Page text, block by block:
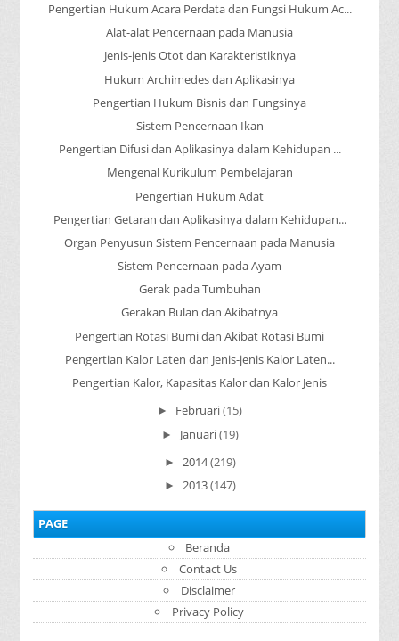
Pengertian Hukum Acara Perdata dan Fungsi Hukum Ac...
Alat-alat Pencernaan pada Manusia
Jenis-jenis Otot dan Karakteristiknya
Hukum Archimedes dan Aplikasinya
Pengertian Hukum Bisnis dan Fungsinya
Sistem Pencernaan Ikan
Pengertian Difusi dan Aplikasinya dalam Kehidupan ...
Mengenal Kurikulum Pembelajaran
Pengertian Hukum Adat
Pengertian Getaran dan Aplikasinya dalam Kehidupan...
Organ Penyusun Sistem Pencernaan pada Manusia
Sistem Pencernaan pada Ayam
Gerak pada Tumbuhan
Gerakan Bulan dan Akibatnya
Pengertian Rotasi Bumi dan Akibat Rotasi Bumi
Pengertian Kalor Laten dan Jenis-jenis Kalor Laten...
Pengertian Kalor, Kapasitas Kalor dan Kalor Jenis
► Februari(15)
► Januari(19)
► 2014(219)
► 2013(147)
PAGE
Beranda
Contact Us
Disclaimer
Privacy Policy